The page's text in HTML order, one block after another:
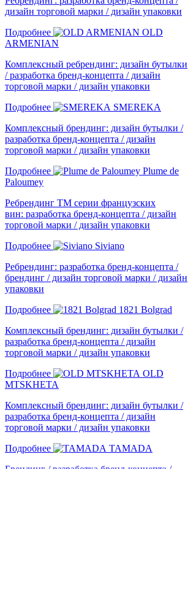
дизайн торговой марки / дизайн упаковки
Подробнее
OLD
ARMENIAN
Комплексный ребрендинг: дизайн бутылки
/ разработка бренд-концепта / дизайн
торговой марки / дизайн упаковки
Подробнее
SMEREKA
Комплексный брендинг: дизайн бутылки /
разработка бренд-концепта / дизайн
торговой марки / дизайн упаковки
Подробнее
Plume de
Paloumey
Ребрендинг ТМ серии французских
вин: разработка бренд-концепта / дизайн
торговой марки / дизайн упаковки
Подробнее
Siviano
Ребрендинг: разработка бренд-концепта /
брендинг / дизайн торговой марки / дизайн
упаковки
Подробнее
1821 Bolgrad
Комплексный брендинг: дизайн бутылки /
разработка бренд-концепта / дизайн
торговой марки / дизайн упаковки
Подробнее
OLD
MTSKHETA
Комплексный брендинг: дизайн бутылки /
разработка бренд-концепта / дизайн
торговой марки / дизайн упаковки
Подробнее
TAMADA
Брендинг / разработка бренд-концепта /